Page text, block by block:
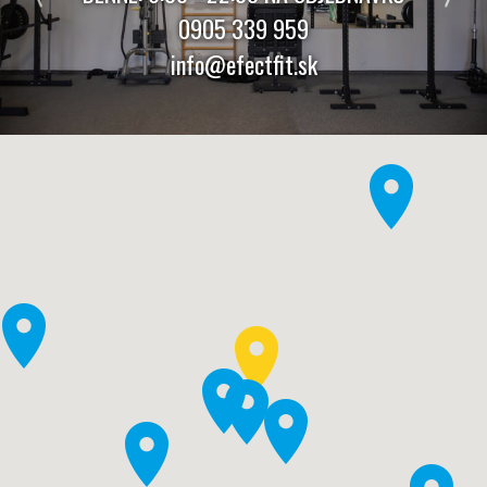
0905 339 959
info@efectfit.sk